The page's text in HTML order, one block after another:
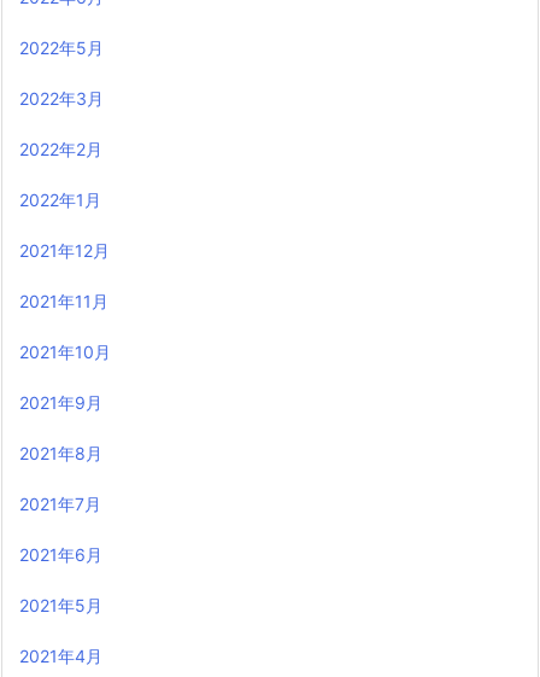
2022年5月
2022年3月
2022年2月
2022年1月
2021年12月
2021年11月
2021年10月
2021年9月
2021年8月
2021年7月
2021年6月
2021年5月
2021年4月